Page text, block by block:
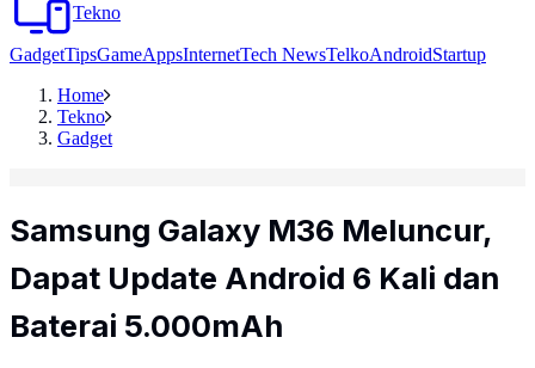
Tekno
GadgetTipsGameAppsInternetTech NewsTelkoAndroidStartup
Home
Tekno
Gadget
Samsung Galaxy M36 Meluncur,
Dapat Update Android 6 Kali dan
Baterai 5.000mAh